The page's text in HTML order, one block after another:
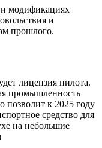
и модификациях
и
прошлого.
лицензия пилота.
промышленность
позволит к 2025 году
средство для
на небольшие